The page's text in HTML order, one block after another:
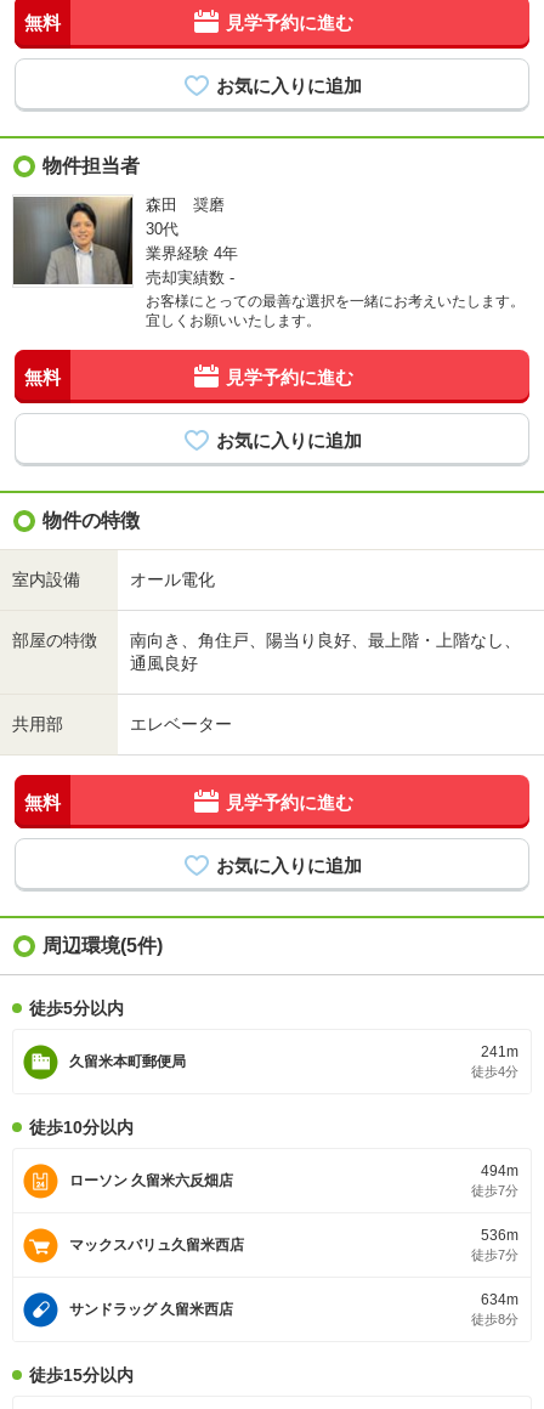
無料 見学予約に進む
物件担当者
森田 奨磨
30代
業界経験 4年
売却実績数 -
お客様にとっての最善な選択を一緒にお考えいたします。
宜しくお願いいたします。
無料 見学予約に進む
物件の特徴
室内設備 オール電化
部屋の特徴
南向き、角住戸、陽当り良好、最上階・上階なし、
通風良好
共用部 エレベーター
無料 見学予約に進む
周辺環境(5件)
徒歩5分以内
久留米本町郵便局
241m
徒歩4分
徒歩10分以内
ローソン 久留米六反畑店
494m
徒歩7分
マックスバリュ久留米西店
536m
徒歩7分
サンドラッグ 久留米西店
634m
徒歩8分
徒歩15分以内